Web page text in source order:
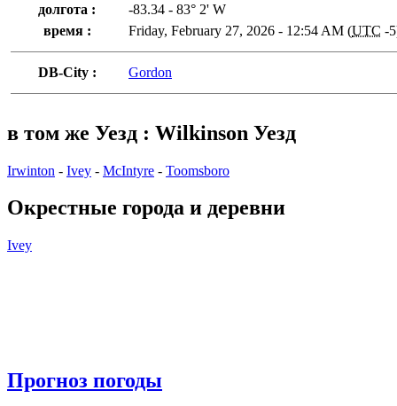
долгота :
-83.34 - 83° 2' W
время :
Friday, February 27, 2026 - 12:54 AM (UTC -
DB-City : Gordon
в том же Уезд : Wilkinson Уезд
Irwinton - Ivey - McIntyre - Toomsboro
Окрестные города и деревни
Ivey
Прогноз погоды